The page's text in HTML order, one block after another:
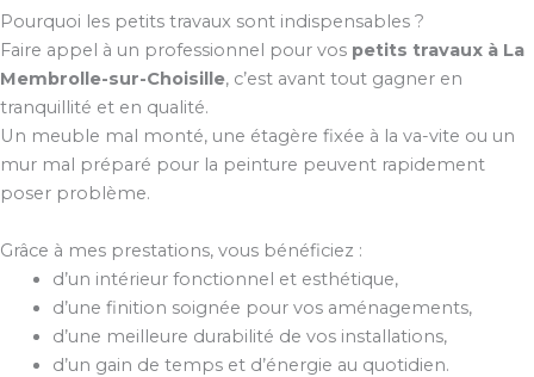
Pourquoi les petits travaux sont indispensables ?
Faire appel à un professionnel pour vos petits travaux à La
Membrolle-sur-Choisille, c’est avant tout gagner en
tranquillité et en qualité.
Un meuble mal monté, une étagère fixée à la va-vite ou un
mur mal préparé pour la peinture peuvent rapidement
poser problème.
Grâce à mes prestations, vous bénéficiez :
d’un intérieur fonctionnel et esthétique,
d’une finition soignée pour vos aménagements,
d’une meilleure durabilité de vos installations,
d’un gain de temps et d’énergie au quotidien.